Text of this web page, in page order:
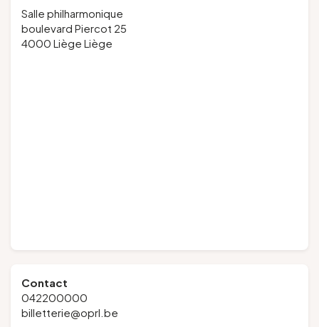
Salle philharmonique
boulevard Piercot 25
4000 Liège Liège
Contact
042200000
billetterie@oprl.be